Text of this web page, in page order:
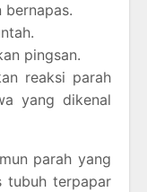
pingsan.
reaksi parah
yang dikenal
parah yang
tubuh terpapar